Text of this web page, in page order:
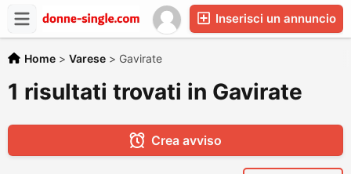
Inserisci un annuncio
Home > Varese > Gavirate
1 risultati trovati in Gavirate
Crea avviso